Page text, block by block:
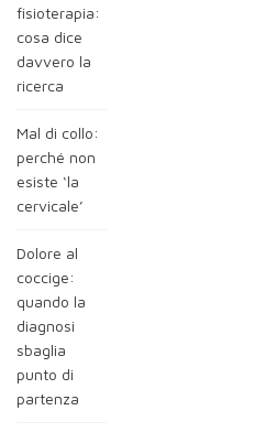
fisioterapia:
cosa dice
davvero la
ricerca
Mal di collo:
perché non
esiste ‘la
cervicale’
Dolore al
coccige:
quando la
diagnosi
sbaglia
punto di
partenza